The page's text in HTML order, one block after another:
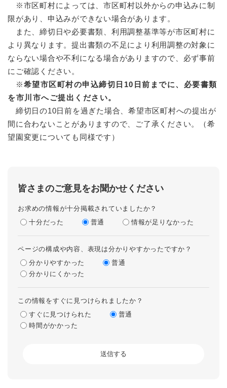
※市区町村によっては、市区町村以外からの申込みに制
限があり、申込みができない場合があります。
また、締切日や必要書類、利用調整基準等が市区町村に
より異なります。提出書類の不足により利用調整の対象に
ならない場合や不利になる場合がありますので、必ず事前
にご確認ください。
※希望市区町村の申込締切日10日前までに、必要書類
を市川市へご提出ください。
締切日の10日前を過ぎた場合、希望市区町村への提出が
間に合わないことがありますので、ご了承ください。（希
望園変更についても同様です）
皆さまのご意見をお聞かせください
お求めの情報が十分掲載されていましたか？
十分だった
普通 情報が足りなかった
ページの構成や内容、表現は分かりやすかったですか？
分かりやすかった
普通
分かりにくかった
この情報をすぐに見つけられましたか？
すぐに見つけられた
普通
時間がかかった